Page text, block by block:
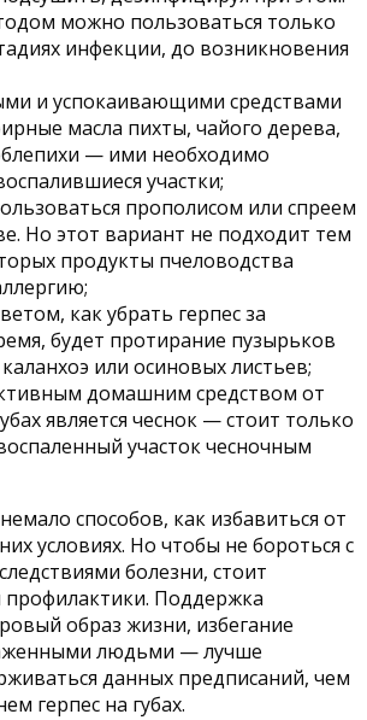
можно пользоваться только
инфекции, до возникновения
и успокаивающими средствами
масла пихты, чайого дерева,
— ими необходимо
участки;
прополисом или спреем
Но этот вариант не подходит тем
продукты пчеловодства
как убрать герпес за
будет протирание пузырьков
или осиновых листьев;
домашним средством от
является чеснок — стоит только
участок чесночным
способов, как избавиться от
условиях. Но чтобы не бороться с
болезни, стоит
Поддержка
образ жизни, избегание
людьми — лучше
данных предписаний, чем
герпес на губах.